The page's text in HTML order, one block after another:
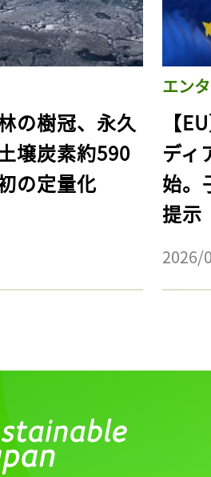
の樹冠、永久
壌炭素約590
の定量化
エン
【
ディ
始。
提示
2026/